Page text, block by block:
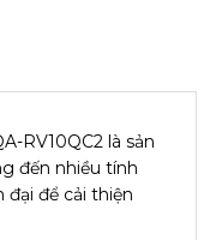
RV10QC2 là sản
đến nhiều tính
đại để cải thiện